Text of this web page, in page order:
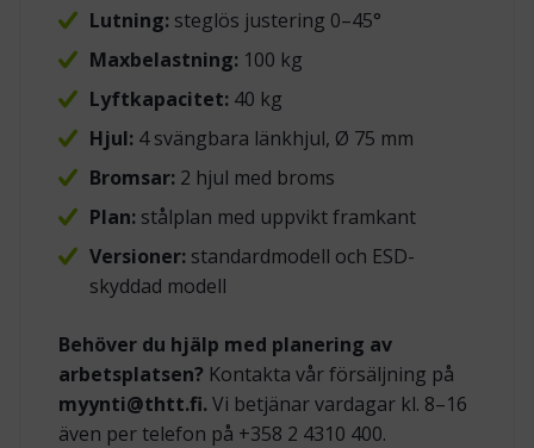
Lutning:steglös justering 0–45°
Maxbelastning:100 kg
Lyftkapacitet:40 kg
Hjul:4 svängbara länkhjul, Ø 75 mm
Bromsar:2 hjul med broms
Plan:stålplan med uppvikt framkant
Versioner:standardmodell och ESD-
skyddad modell
Behöver du hjälp med planering av
arbetsplatsen? Kontakta vår försäljning på
myynti@thtt.fi.Vi betjänar vardagar kl. 8–16
även per telefon på +358 2 4310 400.